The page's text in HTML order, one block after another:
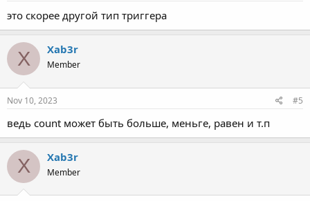
это скорее другой тип триггера
X Xab3r
Member
Nov 10, 2023 #5
ведь count может быть больше, меньге, равен и т.п
X Xab3r
Member